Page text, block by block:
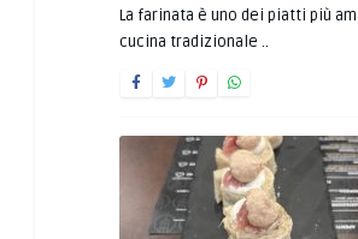
La farinata è uno dei piatti più
cucina tradizionale ..